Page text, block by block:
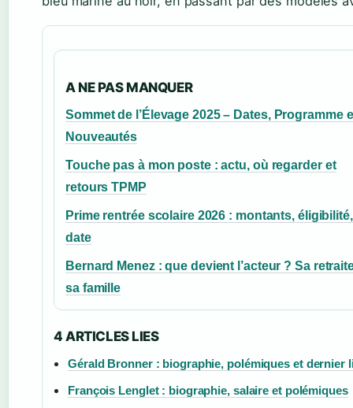
A NE PAS MANQUER
Sommet de l’Élevage 2025 – Dates, Programme
Nouveautés
Touche pas à mon poste : actu, où regarder et
retours TPMP
Prime rentrée scolaire 2026 : montants, éligibilité,
date
Bernard Menez : que devient l’acteur ? Sa
sa famille
4 ARTICLES LIES
Gérald Bronner : biographie, polémiques et dernier
François Lenglet : biographie, salaire et polémiques